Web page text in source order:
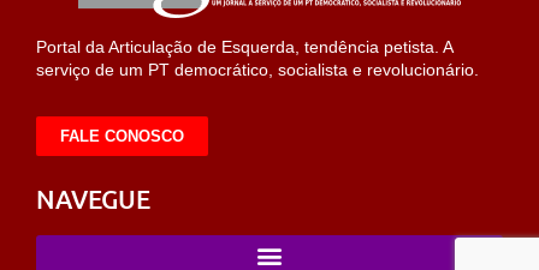
Portal da Articulação de Esquerda, tendência petista. A
serviço de um PT democrático, socialista e revolucionário.
FALE CONOSCO
NAVEGUE